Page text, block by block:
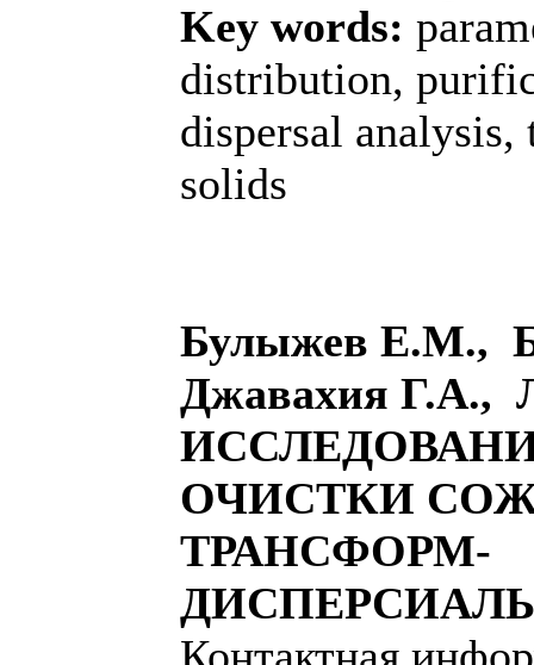
Key words:
distribution,
dispersal
solids
Булыжев Е.М.,
Джавахия Г.А.,
ОЧИСТКИ
ТРАНСФОРМ-